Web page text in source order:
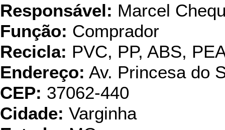
Responsável: Marcel
Função: Comprador
Recicla: PVC, PP, ABS,
Endereço: Av. Princesa do
CEP: 37062-440
Cidade: Varginha